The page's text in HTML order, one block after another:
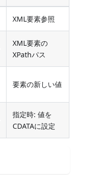
XML要素参照
XML要素の
XPathパス
要素の新しい値
指定時: 値を
CDATAに設定